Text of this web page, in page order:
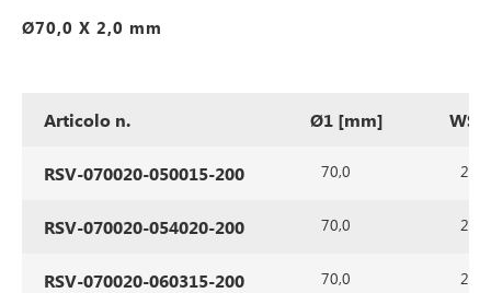
Ø70,0 X 2,0 mm
Articolo n. Ø1 [mm]
RSV-070020-050015-200 70,0 2,0
RSV-070020-054020-200 70,0 2,0
RSV-070020-060315-200 70,0 2,0